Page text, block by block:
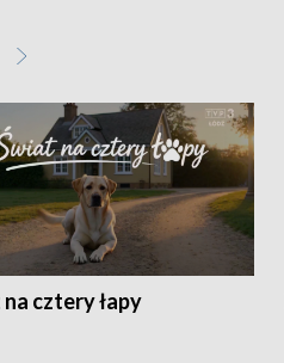
cztery łapy